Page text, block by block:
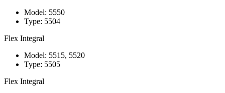
Model: 5550
Type: 5504
Flex Integral
Model: 5515, 5520
Type: 5505
Flex Integral